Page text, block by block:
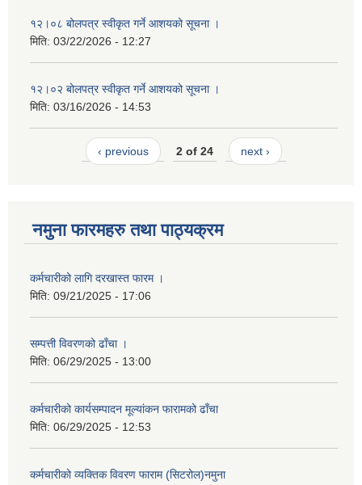
१२।०८ बोलपत्र स्वीकृत गर्ने आशयको सूचना ।
मिति: 03/22/2026 - 12:27
१२।०२ बोलपत्र स्वीकृत गर्ने आशयको सूचना ।
मिति: 03/16/2026 - 14:53
‹ previous 2 of 24 next ›
नमुना फारमहरु तथा पाठ्यक्रम
कर्मचारीको लागि दरखास्त फारम ।
मिति: 09/21/2025 - 17:06
सम्पत्ती विवरणको ढाँचा ।
मिति: 06/29/2025 - 13:00
कर्मचारीको कार्यसम्पादन मूल्यांकन फारामको ढाँचा
मिति: 06/29/2025 - 12:53
कर्मचारीको व्यक्तिक विवरण फाराम (सिटरोल)नमुना